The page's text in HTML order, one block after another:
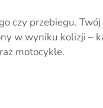
czy przebiegu.
w wyniku kolizji –
motocykle.